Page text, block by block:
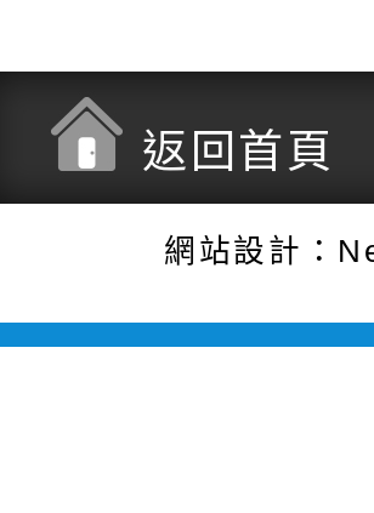
返回首頁
網站設計：